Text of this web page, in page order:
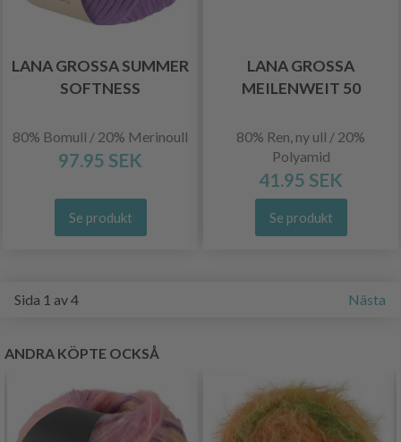
LANA GROSSA SUMMER
SOFTNESS
80% Bomull / 20% Merinoull
97.95 SEK
Se produkt
LANA GROSSA
MEILENWEIT 50
80% Ren, ny ull / 20%
Polyamid
41.95 SEK
Se produkt
Sida 1 av 4 Nästa
ANDRA KÖPTE OCKSÅ